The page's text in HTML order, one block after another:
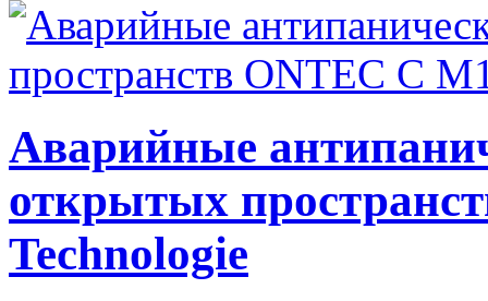
Аварийные
открытых
Technologie